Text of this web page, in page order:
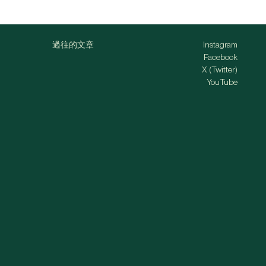
過往的文章
Instagram
Facebook
X (Twitter)
YouTube